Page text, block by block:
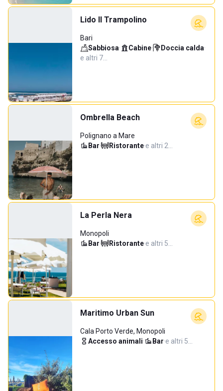
Lido Il Trampolino
Bari
Sabbiosa· Cabine· Doccia calda·
e altri 7…
Ombrella Beach
Polignano a Mare
Bar· Ristorante·e altri 2…
La Perla Nera
Monopoli
Bar· Ristorante·e altri 5…
Maritimo Urban Sun
Cala Porto Verde, Monopoli
Accesso animali· Bar·e altri 5…